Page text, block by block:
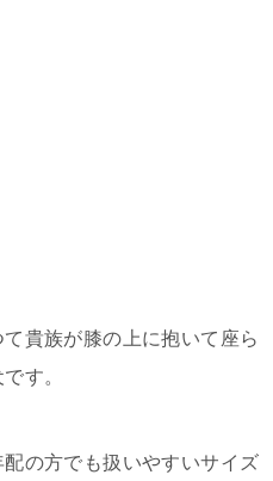
貴族が膝の上に抱いて座ら
す。
の方でも扱いやすいサイズ